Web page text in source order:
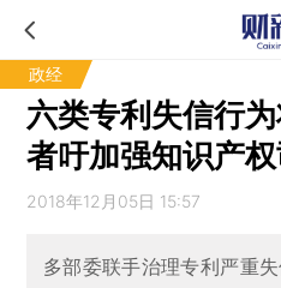
政经
六类专利失信行
者吁加强知识产
2018年12月05日 15:57
多部委联手治理专利严重